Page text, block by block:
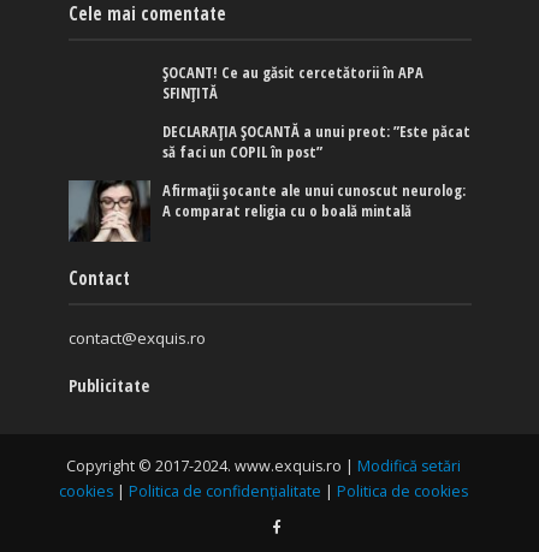
Cele mai comentate
ȘOCANT! Ce au găsit cercetătorii în APA
SFINȚITĂ
DECLARAȚIA ȘOCANTĂ a unui preot: ”Este păcat
să faci un COPIL în post”
Afirmaţii şocante ale unui cunoscut neurolog:
A comparat religia cu o boală mintală
Contact
contact@exquis.ro
Publicitate
Copyright © 2017-2024. www.exquis.ro | Modifică setări
cookies | Politica de confidențialitate | Politica de cookies